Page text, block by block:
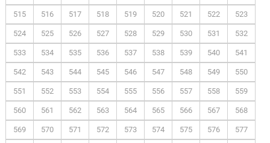
515 516 517 518 519 520 521 522 523
524 525 526 527 528 529 530 531 532
533 534 535 536 537 538 539 540 541
542 543 544 545 546 547 548 549 550
551 552 553 554 555 556 557 558 559
560 561 562 563 564 565 566 567 568
569 570 571 572 573 574 575 576 577